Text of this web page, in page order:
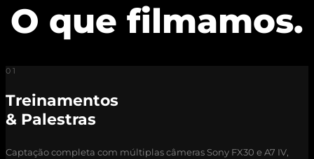
O que filmamos.
01
Treinamentos
& Palestras
Captação completa com múltiplas câmeras Sony FX30 e A7 IV,